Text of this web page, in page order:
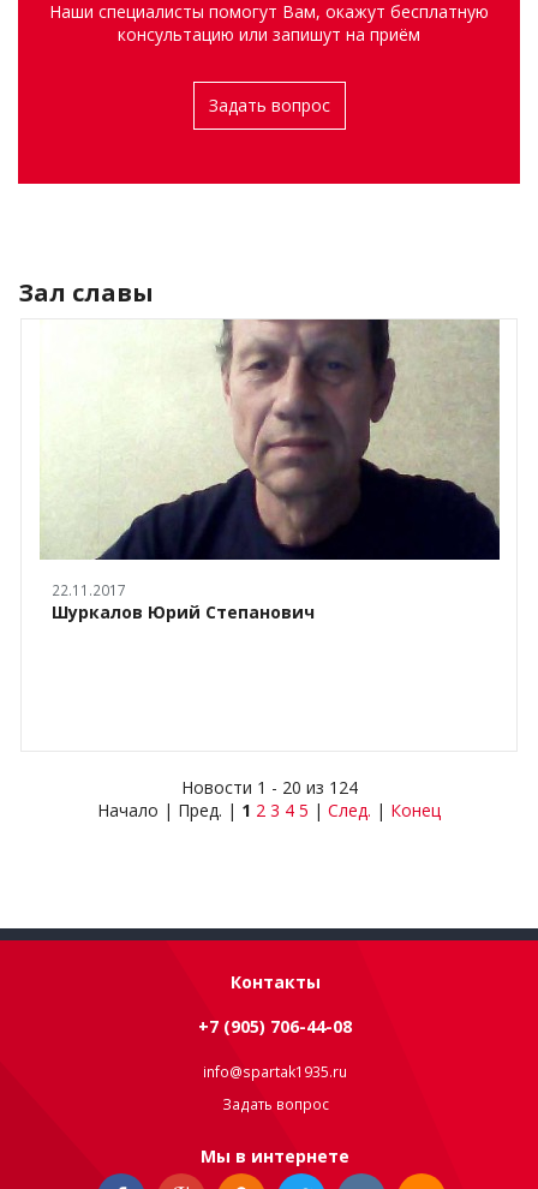
Наши специалисты помогут Вам, окажут бесплатную
консультацию или запишут на приём
Задать вопрос
Зал славы
22.11.2017
Шуркалов Юрий Степанович
Новости 1 - 20 из 124
Начало | Пред. | 1 2 3 4 5 | След. | Конец
Контакты
+7 (905) 706-44-08
info@spartak1935.ru
Задать вопрос
Мы в интернете